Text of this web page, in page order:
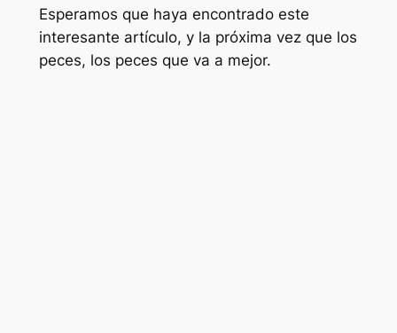
Esperamos que haya encontrado este
interesante artículo, y la próxima vez que los
peces, los peces que va a mejor.